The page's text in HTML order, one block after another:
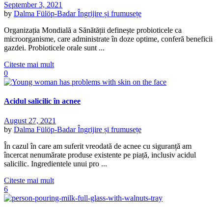
September 3, 2021
by Dalma Fülöp-BadarÎngrijire și frumusețe
Organizația Mondială a Sănătății definește probioticele ca
microorganisme, care administrate în doze optime, conferă beneficii
gazdei. Probioticele orale sunt ...
Citeste mai mult
0
Acidul salicilic în acnee
August 27, 2021
by Dalma Fülöp-BadarÎngrijire și frumusețe
În cazul în care am suferit vreodată de acnee cu siguranță am
încercat nenumărate produse existente pe piață, inclusiv acidul
salicilic. Ingredientele unui pro ...
Citeste mai mult
6